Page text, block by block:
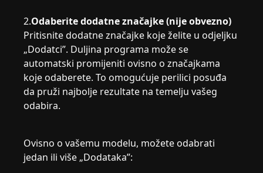
2.Odaberite dodatne značajke (nije obvezno)
Pritisnite dodatne značajke koje želite u odjeljku
„Dodatci”. Duljina programa može se
automatski promijeniti ovisno o značajkama
koje odaberete. To omogućuje perilici posuđa
da pruži najbolje rezultate na temelju vašeg
odabira.
Ovisno o vašemu modelu, možete odabrati
jedan ili više „Dodataka”: